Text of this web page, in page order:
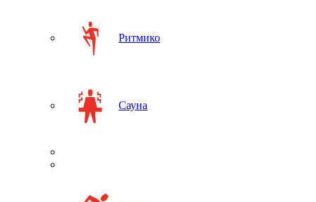
Ритмико
Сауна